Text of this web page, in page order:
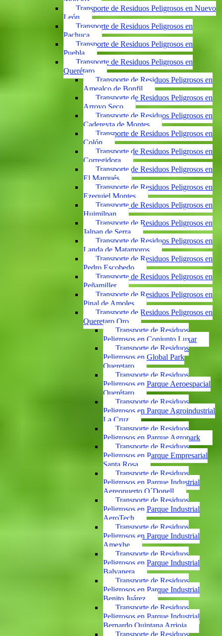
Transporte de Residuos Peligrosos en Nuevo
León
Transporte de Residuos Peligrosos en
Pachuca
Transporte de Residuos Peligrosos en
Puebla
Transporte de Residuos Peligrosos en
Querétaro
Transporte de Residuos Peligrosos en
Amealco de Bonfil
Transporte de Residuos Peligrosos en
Arroyo Seco
Transporte de Residuos Peligrosos en
Cadereyta de Montes
Transporte de Residuos Peligrosos en
Colón
Transporte de Residuos Peligrosos en
Corregidora
Transporte de Residuos Peligrosos en
El Marqués
Transporte de Residuos Peligrosos en
Ezequiel Montes
Transporte de Residuos Peligrosos en
Huimilpan
Transporte de Residuos Peligrosos en
Jalpan de Serra
Transporte de Residuos Peligrosos en
Landa de Matamoros
Transporte de Residuos Peligrosos en
Pedro Escobedo
Transporte de Residuos Peligrosos en
Peñamiller
Transporte de Residuos Peligrosos en
Pinal de Amoles
Transporte de Residuos Peligrosos en
Queretaro Qro
Transporte de Residuos
Peligrosos en Conjunto Luxar
Transporte de Residuos
Peligrosos en Global Park
Queretaro
Transporte de Residuos
Peligrosos en Parque Aeroespacial
Querétaro
Transporte de Residuos
Peligrosos en Parque Agroindustrial
La Cruz
Transporte de Residuos
Peligrosos en Parque Agropark
Transporte de Residuos
Peligrosos en Parque Empresarial
Santa Rosa
Transporte de Residuos
Peligrosos en Parque Industrial
Aereopuerto O´Donell
Transporte de Residuos
Peligrosos en Parque Industrial
AeroTech
Transporte de Residuos
Peligrosos en Parque Industrial
Amexhe
Transporte de Residuos
Peligrosos en Parque Industrial
Balvanera
Transporte de Residuos
Peligrosos en Parque Industrial
Benito Juárez
Transporte de Residuos
Peligrosos en Parque Industrial
Bernardo Quintana Arrioja
Transporte de Residuos